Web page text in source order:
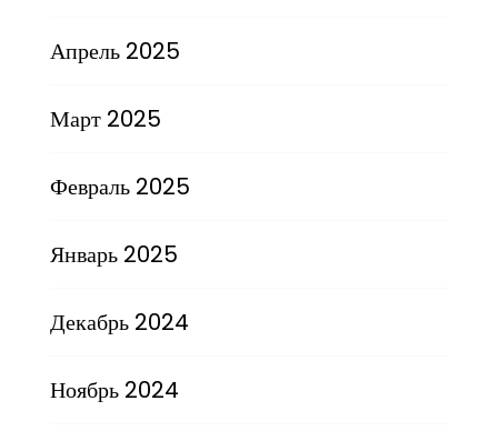
Апрель 2025
Март 2025
Февраль 2025
Январь 2025
Декабрь 2024
Ноябрь 2024